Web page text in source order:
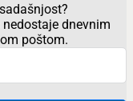
dnevnim
poštom.